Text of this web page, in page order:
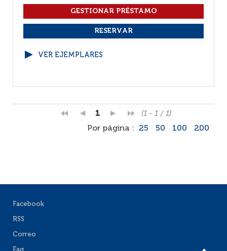
VER EJEMPLARES
1
(1 - 1 / 1)
Por página :
25 50 100 200
Facebook
RSS
Correo